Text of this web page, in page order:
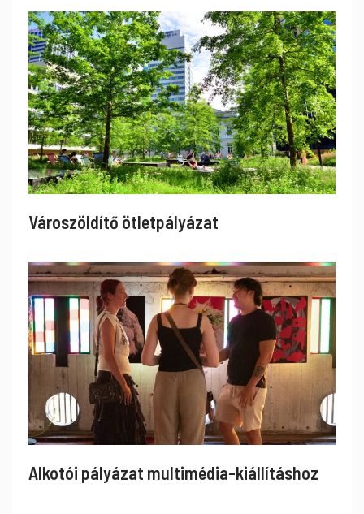
Városzöldítő ötletpályázat
Alkotói pályázat multimédia-kiállításhoz